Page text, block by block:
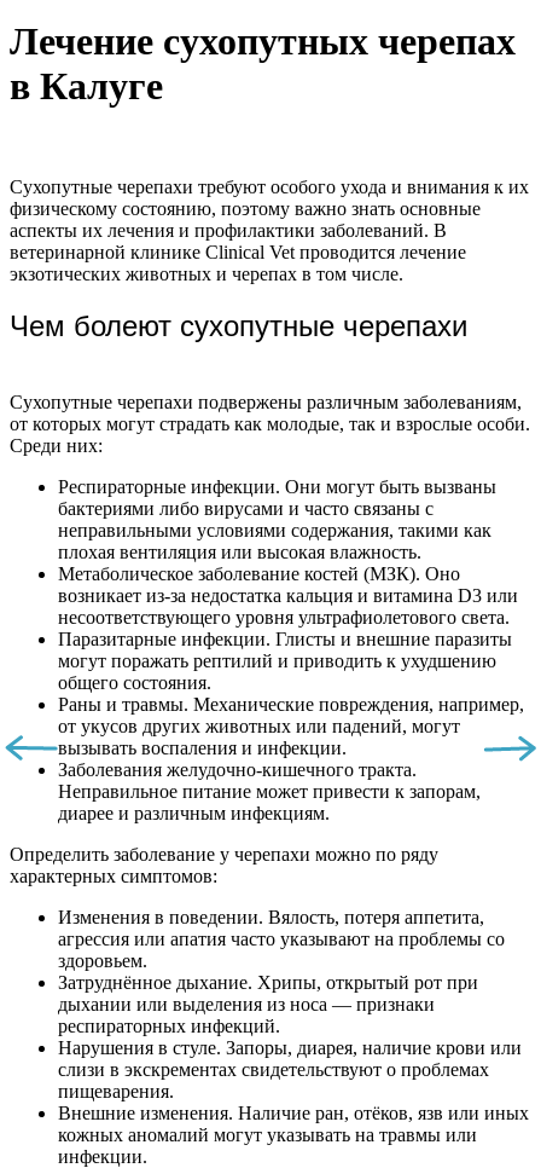
Лечение сухопутных черепах
в Калуге
Сухопутные черепахи требуют особого ухода и внимания к их
физическому состоянию, поэтому важно знать основные
аспекты их лечения и профилактики заболеваний. В
ветеринарной клинике Clinical Vet проводится лечение
экзотических животных и черепах в том числе.
Чем болеют сухопутные черепахи
Сухопутные черепахи подвержены различным заболеваниям,
от которых могут страдать как молодые, так и взрослые особи.
Среди них:
Респираторные инфекции. Они могут быть вызваны
бактериями либо вирусами и часто связаны с
неправильными условиями содержания, такими как
плохая вентиляция или высокая влажность.
Метаболическое заболевание костей (МЗК). Оно
возникает из-за недостатка кальция и витамина D3 или
несоответствующего уровня ультрафиолетового света.
Паразитарные инфекции. Глисты и внешние паразиты
могут поражать рептилий и приводить к ухудшению
общего состояния.
Раны и травмы. Механические повреждения, например,
от укусов других животных или падений, могут
вызывать воспаления и инфекции.
Заболевания желудочно-кишечного тракта.
Неправильное питание может привести к запорам,
диарее и различным инфекциям.
Определить заболевание у черепахи можно по ряду
характерных симптомов:
Изменения в поведении. Вялость, потеря аппетита,
агрессия или апатия часто указывают на проблемы со
здоровьем.
Затруднённое дыхание. Хрипы, открытый рот при
дыхании или выделения из носа — признаки
респираторных инфекций.
Нарушения в стуле. Запоры, диарея, наличие крови или
слизи в экскрементах свидетельствуют о проблемах
пищеварения.
Внешние изменения. Наличие ран, отёков, язв или иных
кожных аномалий могут указывать на травмы или
инфекции.